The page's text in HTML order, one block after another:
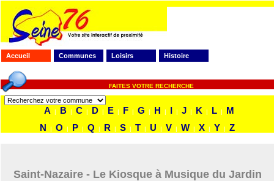
Accueil Communes Loisirs Histoire
FAITES VOTRE RECHERCHE
A | B | C | D | E | F | G | H | I | J | K | L |
M
N
| O | P | Q | R | S | T | U | V | W | X | Y | Z
Saint-Nazaire - Le Kiosque à Musique du Jardin